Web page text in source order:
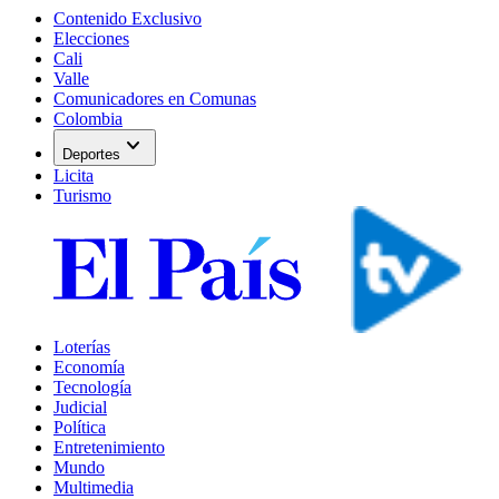
Contenido Exclusivo
Elecciones
Cali
Valle
Comunicadores en Comunas
Colombia
Deportes expand_more
Licita
Turismo
Loterías
Economía
Tecnología
Judicial
Política
Entretenimiento
Mundo
Multimedia